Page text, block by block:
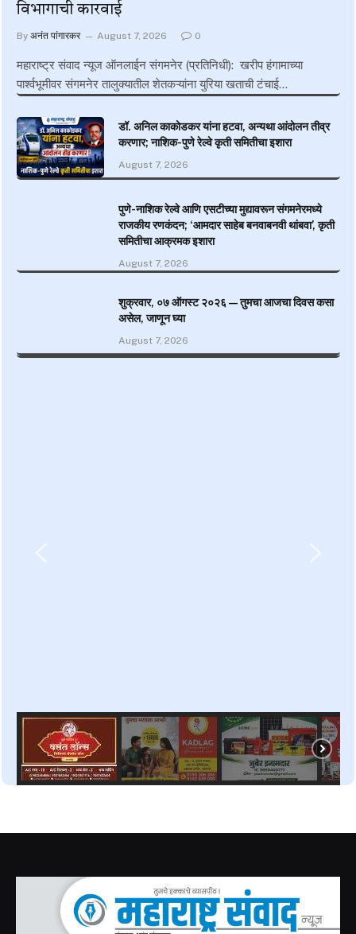
विभागाची कारवाई
By अनंत पांगारकर August 7, 2026 0
महाराष्ट्र संवाद न्यूज ऑनलाईन संगमनेर (प्रतिनिधी): खरीप हंगामाच्या
पार्श्वभूमीवर संगमनेर तालुक्यातील शेतकऱ्यांना युरिया खताची टंचाई…
डॉ. अनिल काकोडकर यांना हटवा, अन्यथा आंदोलन तीव्र
करणार; नाशिक-पुणे रेल्वे कृती समितीचा इशारा
August 7, 2026
पुणे-नाशिक रेल्वे आणि एसटीच्या मुद्यावरून संगमनेरमध्ये
राजकीय रणकंदन; ‘आमदार साहेब बनवाबनवी थांबवा’, कृती
समितीचा आक्रमक इशारा
August 7, 2026
शुक्रवार, ०७ ऑगस्ट २०२६ — तुमचा आजचा दिवस कसा
असेल, जाणून घ्या
August 7, 2026